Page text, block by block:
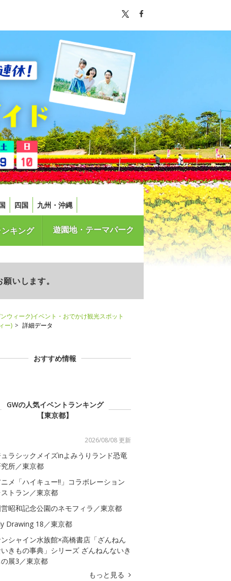
四国 九州・沖縄
キング 遊園地・テーマパーク
いします。
ウィーク)イベント・おでかけ観光スポット
ー) 詳細データ
おすすめ情報
GWの人気イベントランキング
【東京都】
2026/08/08 更新
ラシックメイズinよみうりランド恐竜
所／東京都
メ「ハイキュー!!」コラボレーション
ストラン／東京都
昭和記念公園のネモフィラ／東京都
Drawing 18／東京都
シャイン水族館×高橋書店「ざんねん
きもの事典」シリーズ ざんねんないき
の展3／東京都
もっと見る